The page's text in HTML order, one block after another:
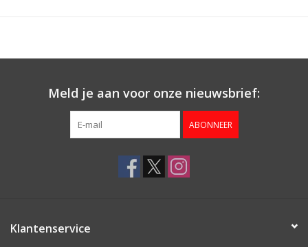
Meld je aan voor onze nieuwsbrief:
ABONNEER
Klantenservice